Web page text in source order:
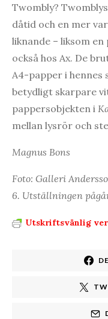
Twombly?
dåtid och en mer
liknande – liksom
också hos Ax. De
A4-papper i hennes
betydligt skarpare
pappersobjekten i
mellan lysrör och
Magnus Bons
Foto: Galleri
6. Utställningen
Utskriftsvänlig